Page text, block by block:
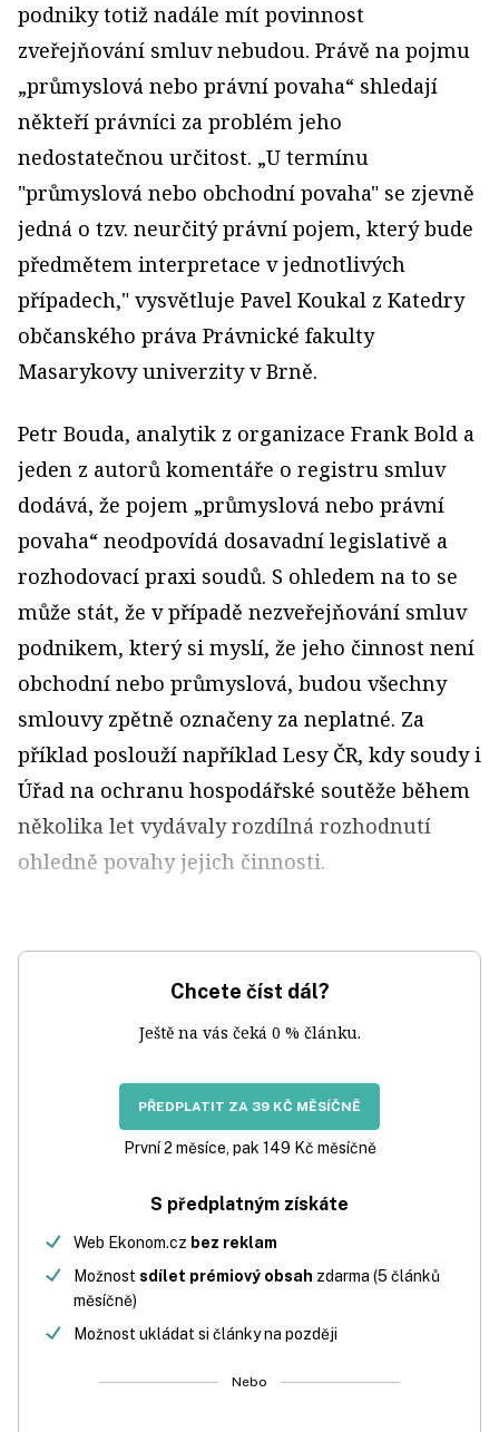
podniky totiž nadále mít povinnost
zveřejňování smluv nebudou. Právě na pojmu
„průmyslová nebo právní povaha“ shledají
někteří právníci za problém jeho
nedostatečnou určitost. „U termínu
"průmyslová nebo obchodní povaha" se zjevně
jedná o tzv. neurčitý právní pojem, který bude
předmětem interpretace v jednotlivých
případech," vysvětluje Pavel Koukal z Katedry
občanského práva Právnické fakulty
Masarykovy univerzity v Brně.
Petr Bouda, analytik z organizace Frank Bold a
jeden z autorů komentáře o registru smluv
dodává, že pojem „průmyslová nebo právní
povaha“ neodpovídá dosavadní legislativě a
rozhodovací praxi soudů. S ohledem na to se
může stát, že v případě nezveřejňování smluv
podnikem, který si myslí, že jeho činnost není
obchodní nebo průmyslová, budou všechny
smlouvy zpětně označeny za neplatné. Za
příklad poslouží například Lesy ČR, kdy soudy i
Úřad na ochranu hospodářské soutěže během
několika let vydávaly rozdílná rozhodnutí
ohledně povahy jejich činnosti.
Chcete číst dál?
Ještě na vás čeká 0 % článku.
PŘEDPLATIT ZA 39 KČ MĚSÍČNĚ
První 2 měsíce, pak 149 Kč měsíčně
S předplatným získáte
Web Ekonom.cz bez reklam
Možnost sdílet prémiový obsah zdarma (5 článků
měsíčně)
Možnost ukládat si články na později
Nebo